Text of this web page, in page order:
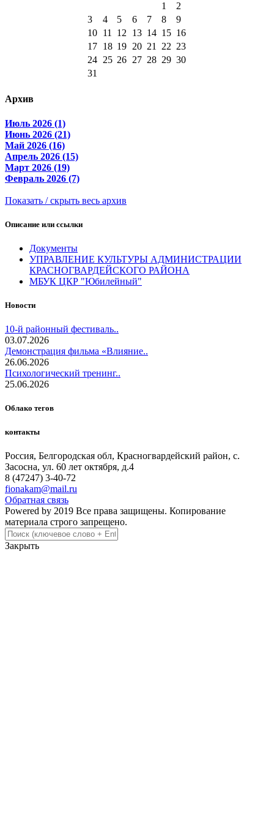
1
2
3
4 5 6 7 8
9
10
11 12 13 14 15 16
17
18 19 20 21 22 23
24
25 26 27 28 29 30
31
Архив
Июль 2026 (1)
Июнь 2026 (21)
Май 2026 (16)
Апрель 2026 (15)
Март 2026 (19)
Февраль 2026 (7)
Показать / скрыть весь архив
Описание или ссылки
Документы
УПРАВЛЕНИЕ КУЛЬТУРЫ АДМИНИСТРАЦИИ
КРАСНОГВАРДЕЙСКОГО РАЙОНА
МБУК ЦКР "Юбилейный"
Новости
10-й районный фестиваль..
03.07.2026
Демонстрация фильма «Влияние..
26.06.2026
Психологический тренинг..
25.06.2026
Облако тегов
контакты
Россия, Белгородская обл, Красногвардейский район, с.
Засосна, ул. 60 лет октября, д.4
8 (47247) 3-40-72
fionakam@mail.ru
Обратная связь
Powered by 2019 Все права защищены. Копирование
материала строго запрещено.
Закрыть